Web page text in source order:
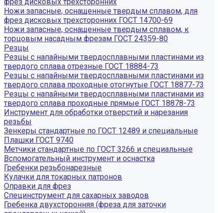
Ножи запасные, оснащенные твердым сплавом, для
фрез дисковых трехсторонних ГОСТ 14700-69
Ножи запасные, оснащенные твердым сплавом, к
торцовым насадным фрезам ГОСТ 24359-80
Резцы
Резцы с напайными твердосплавными пластинами из
твердого сплава отрезные ГОСТ 18884-73
Резцы с напайными твердосплавными пластинами из
твердого сплава проходные отогнутые ГОСТ 18877-73
Резцы с напайными твердосплавными пластинами из
твердого сплава проходные прямые ГОСТ 18878-73
Инструмент для обработки отверстий и нарезания
резьбы
Зенкеры стандартные по ГОСТ 12489 и специальные
Плашки ГОСТ 9740
Метчики стандартные по ГОСТ 3266 и специальные
Вспомогательный инструмент и оснастка
Гребенки резьбонарезные
Кулачки для токарных патронов
Оправки для фрез
Специнструмент для сахарных заводов
Гребенка двухсторонняя (фреза для заточки